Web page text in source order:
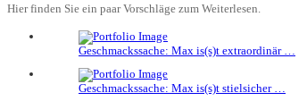
Hier finden Sie ein paar Vorschläge zum Weiterlesen.
Geschmackssache: Max is(s)t extraordinär …
Geschmackssache: Max is(s)t stielsicher …